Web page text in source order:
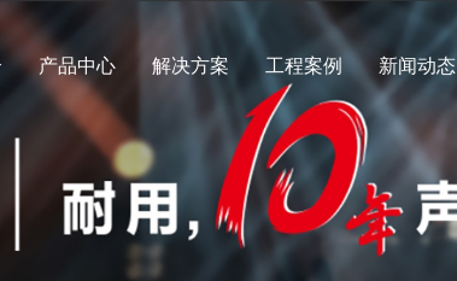
产品中心 解决方案 工程案例 新闻动态